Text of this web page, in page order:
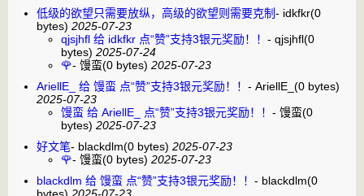
低级的欲望只需要放纵，高级的欲望则需要克制- idkfkr(0
bytes) 2025-07-23
qjsjhfl 给 idkfkr 点“赞”支持3银元奖励！！ - qjsjhfl(0
bytes) 2025-07-24
🌹- 馒蛮(0 bytes) 2025-07-23
AriellE_ 给 馒蛮 点“赞”支持3银元奖励！！ - AriellE_ (0 bytes)
2025-07-23
馒蛮 给 AriellE_ 点“赞”支持3银元奖励！！ - 馒蛮(0
bytes) 2025-07-23
好文笔- blackdlm(0 bytes) 2025-07-23
🌹- 馒蛮(0 bytes) 2025-07-23
blackdlm 给 馒蛮 点“赞”支持3银元奖励！！ - blackdlm(0